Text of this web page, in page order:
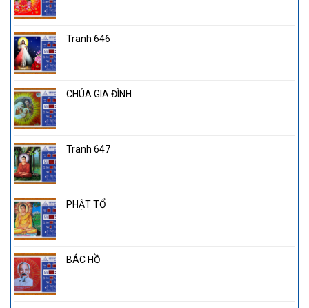
Tranh 646
CHÚA GIA ĐÌNH
Tranh 647
PHẬT TỔ
BÁC HỒ